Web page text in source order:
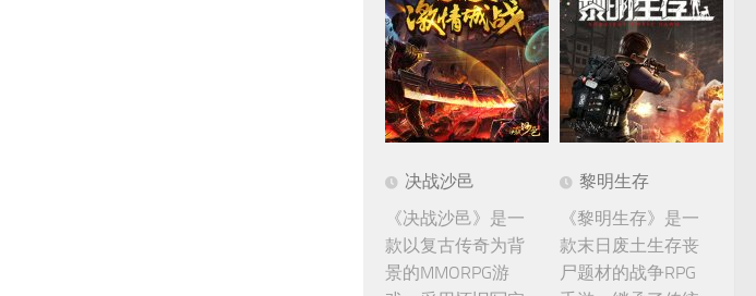
决战沙邑
《决战沙邑》是一
款以复古传奇为背
景的MMORPG游
黎明生存
《黎明生存》是一
款末日废土生存丧
尸题材的战争RPG